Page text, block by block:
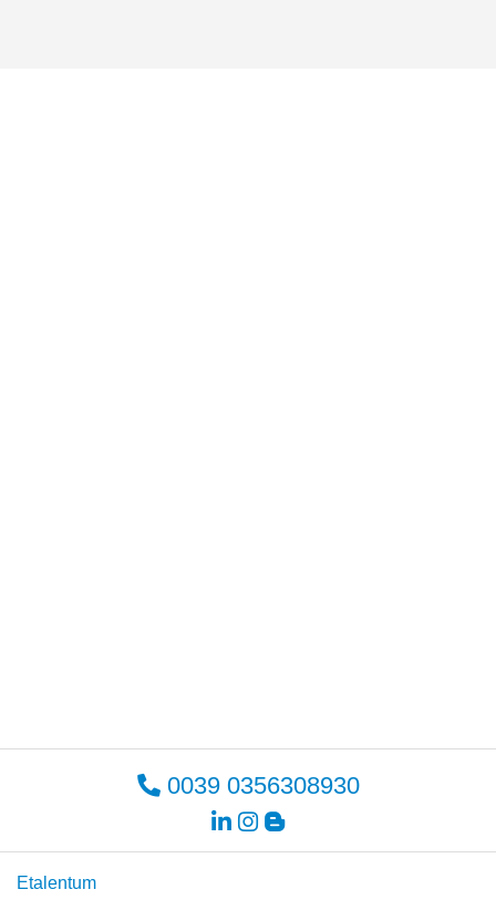
0039 0356308930
Etalentum